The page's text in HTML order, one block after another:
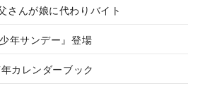
さんが娘に代わりバイト
年サンデー』登場
カレンダーブック